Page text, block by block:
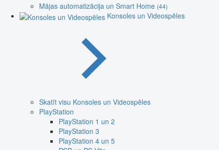
Mājas automatizācija un Smart Home (44)
Konsoles un Videospēles
Skatīt visu Konsoles un Videospēles
PlayStation
PlayStation 1 un 2
PlayStation 3
PlayStation 4 un 5